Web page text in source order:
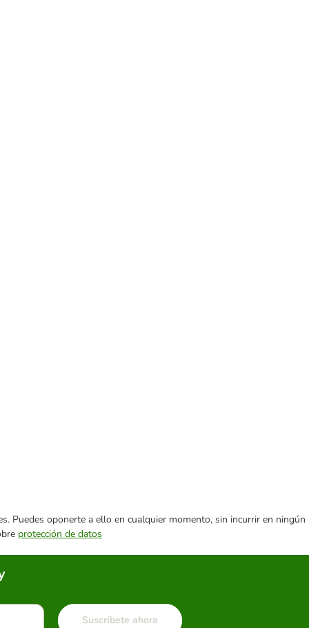
Puedes oponerte a ello en cualquier momento, sin incurrir en ningún
protección de datos
Suscríbete ahora